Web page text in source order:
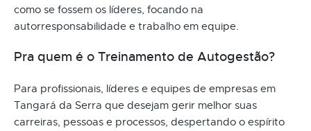
como se fossem os líderes, focando na
autorresponsabilidade e trabalho em equipe.
Pra quem é o Treinamento de Autogestão?
Para profissionais, líderes e equipes de empresas em
Tangará da Serra que desejam gerir melhor suas
carreiras, pessoas e processos, despertando o espírito